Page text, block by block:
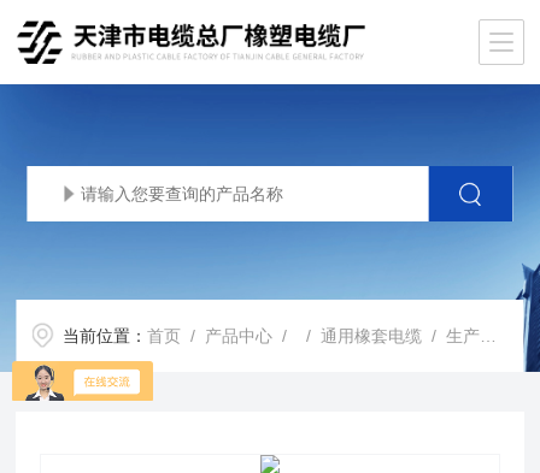
当前位置：首页 / 产品中心 / /通用橡套电缆 / 生产基地YC5*10电缆厂家YC5*16橡胶软电缆价格